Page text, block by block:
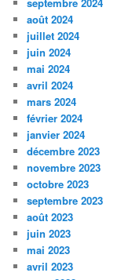
août 2024
juillet 2024
juin 2024
mai 2024
avril 2024
mars 2024
février 2024
janvier 2024
décembre 2023
novembre 2023
octobre 2023
septembre 2023
août 2023
juin 2023
mai 2023
avril 2023